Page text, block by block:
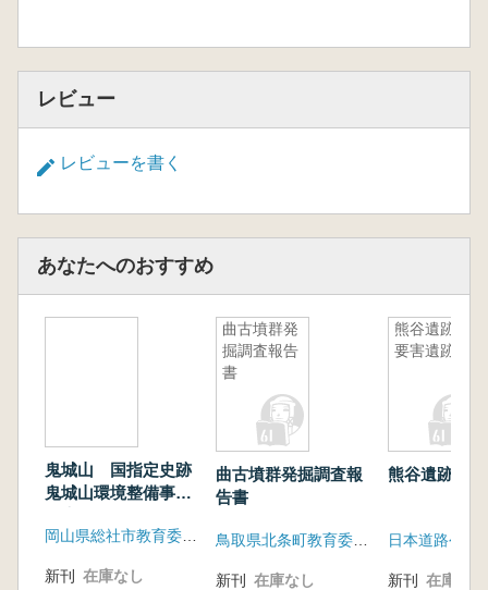
レビュー
レビューを書く
あなたへのおすすめ
鬼城山 国指定史跡
鬼城山環境整備事業
岡山県総社市教育委員会
新刊 在庫なし
曲古墳群発
掘調査報告
書
曲古墳群発掘調査報
告書
新刊 在庫なし
熊谷遺跡・
要害遺跡
熊谷遺跡・
新刊 在庫なし